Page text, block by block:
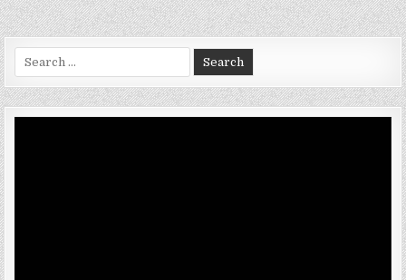
Search
for: